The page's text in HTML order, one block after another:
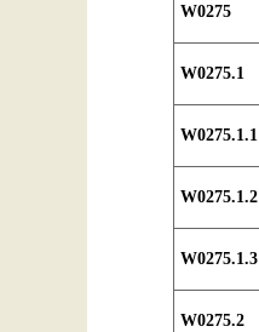
W0275
W0275.1
W0275.1.1
W0275.1.2
W0275.1.3
W0275.2